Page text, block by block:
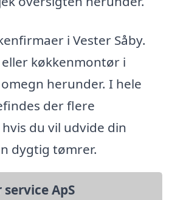
i Vester Såby.
køkkenmontør i
herunder. I hele
der flere
du vil udvide din
dygtig tømrer.
ApS